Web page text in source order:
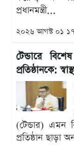
প্রধানমন্ত্রী...
২০২৬ আগস্ট ০১
টেন্ডারে
প্রতিষ্ঠানকে:
(টেন্ডার) এমন
প্রতিষ্ঠান ছাড়া